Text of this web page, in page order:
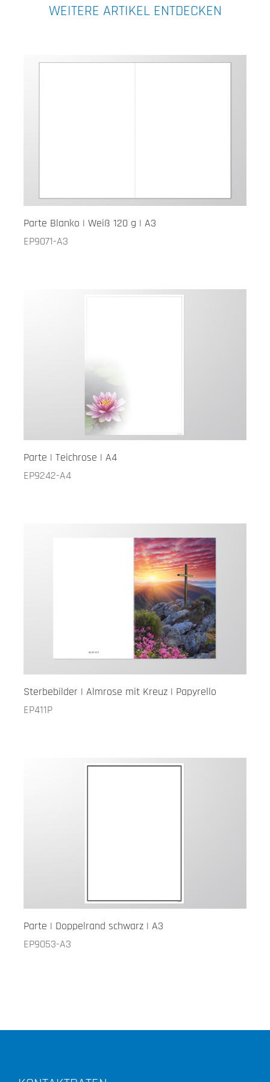
WEITERE ARTIKEL ENTDECKEN
Parte Blanko | Weiß 120 g | A3
EP9071-A3
Parte | Teichrose | A4
EP9242-A4
Sterbebilder | Almrose mit Kreuz | Papyrello
EP411P
Parte | Doppelrand schwarz | A3
EP9053-A3